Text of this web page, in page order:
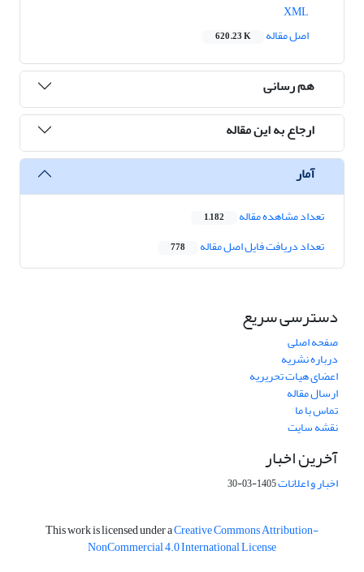
اصل مقاله
620.23 K
هم رسانی
ارجاع به این مقاله
آمار
تعداد مشاهده مقاله 1,182
تعداد دریافت فایل اصل مقاله 778
دسترسی سریع
صفحه اصلی
درباره نشریه
اعضای هیات تحریریه
ارسال مقاله
تماس با ما
نقشه سایت
آخرین اخبار
اخبار و اعلانات1405-03-30
This work is licensed under aCreative Commons Attribution-
NonCommercial 4.0 International License